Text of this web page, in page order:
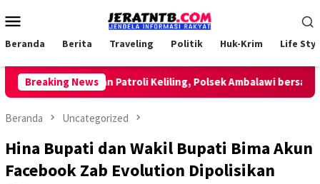
ke
Mobile
Beranda Berita Traveling Politik Huk-Krim Life
Breaking News
Lakukan Patroli Keliling, Polsek Ambalawi bersama TNI
Beranda Uncategorized
Hina Bupati dan Wakil Bupati Bima Akun
Facebook Zab Evolution Dipolisikan